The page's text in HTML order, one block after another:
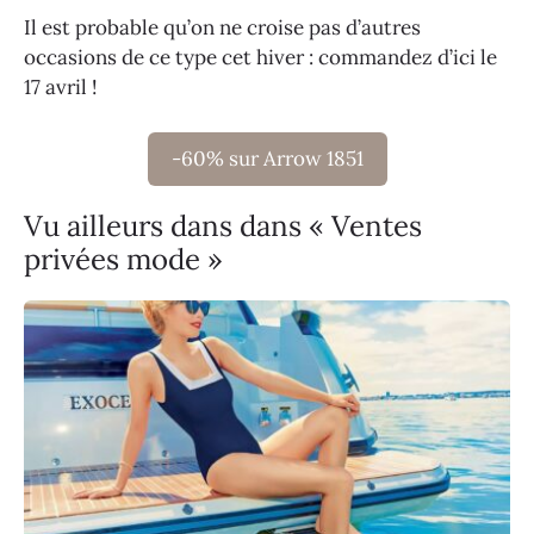
Il est probable qu’on ne croise pas d’autres
occasions de ce type cet hiver : commandez d’ici le
17 avril !
-60% sur Arrow 1851
Vu ailleurs dans dans « Ventes
privées mode »